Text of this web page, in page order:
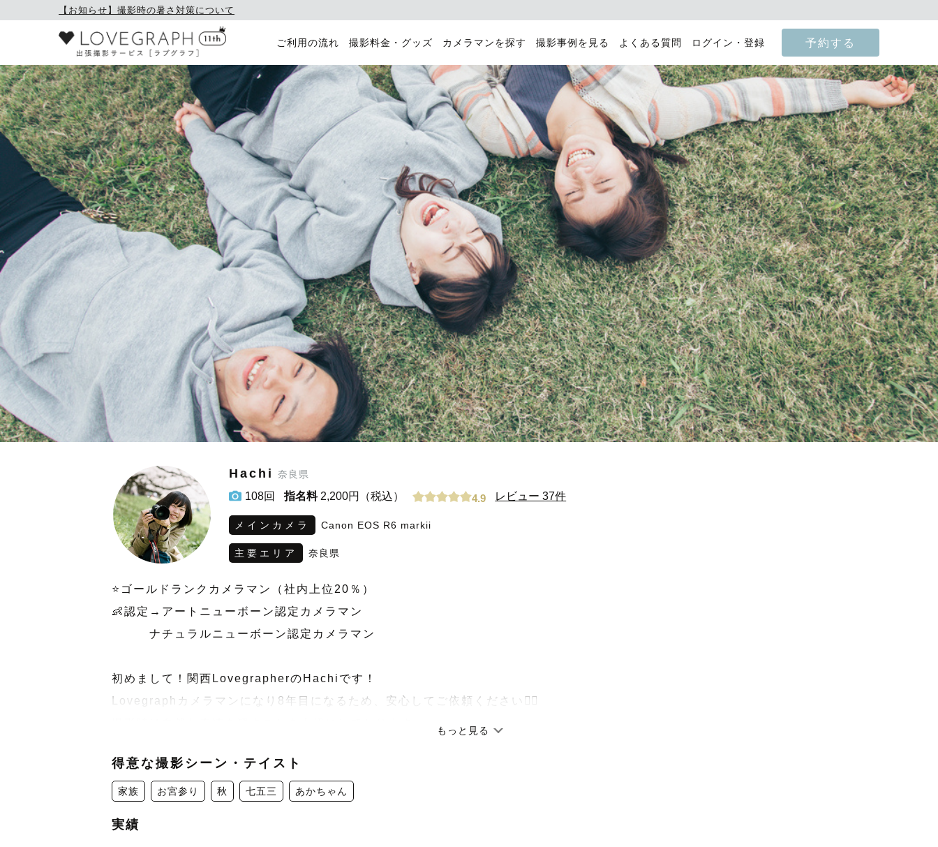
【お知らせ】撮影時の暑さ対策について
ご利用の流れ 撮影料金・グッズ カメラマンを探す 撮影事例を見る よくある質問 ログイン・登録 予約する
Hachi 奈良県
108回 指名料2,200円（税込） 4.9 レビュー 37件
メインカメラ Canon EOS R6 markii
主要エリア 奈良県
⭐️ゴールドランクカメラマン（社内上位20％）
👶認定→アートニューボーン認定カメラマン
ナチュラルニューボーン認定カメラマン
初めまして！関西LovegrapherのHachiです！
Lovegraphカメラマンになり8年目になるため、安心してご依頼ください🙆‍♀️
をお送りします☀️
初対面であっても、男性・女性関係なく、また、子どもも大好きで、子どもともすぐに仲良くなれるので、安心して一緒に楽
写真の雰囲気などについても気軽にご相談ください◎
もっと見る
得意な撮影シーン・テイスト
家族 お宮参り 秋 七五三 あかちゃん
実績